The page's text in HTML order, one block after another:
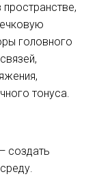
пространстве,
головного
тонуса.
создать